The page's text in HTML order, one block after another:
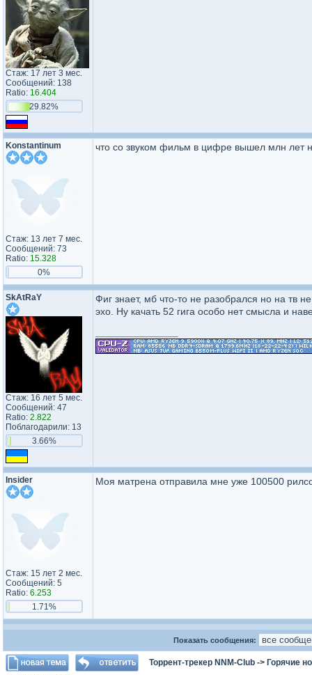
Стаж: 17 лет 3 мес.
Сообщений: 138
Ratio: 16.404
29.82%
Konstantinum
Стаж: 13 лет 7 мес.
Сообщений: 73
Ratio: 15.328
0%
что со звуком фильм в цифре вышел млн лет
SkAtRaY
Стаж: 16 лет 5 мес.
Сообщений: 47
Ratio: 2.822
Поблагодарили: 13
3.66%
Фиг знает, мб что-то не разобрался но на тв
эхо. Ну качать 52 гига особо нет смысла и
Insider
Стаж: 15 лет 2 мес.
Сообщений: 5
Ratio: 6.253
1.71%
Моя матрена отправила мне уже 100500
Показать сообщения:
Торрент-трекер NNM-Club -> Горячие